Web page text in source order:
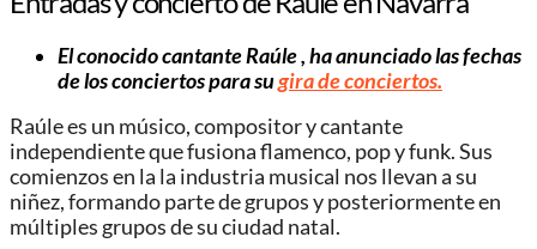
El conocido cantante Raúle , ha anunciado las fechas
de los conciertos para sugira de conciertos.
Raúle es un músico, compositor y cantante
independiente que fusiona flamenco, pop y funk. Sus
comienzos en la la industria musical nos llevan a su
niñez, formando parte de grupos y posteriormente en
múltiples grupos de su ciudad natal.